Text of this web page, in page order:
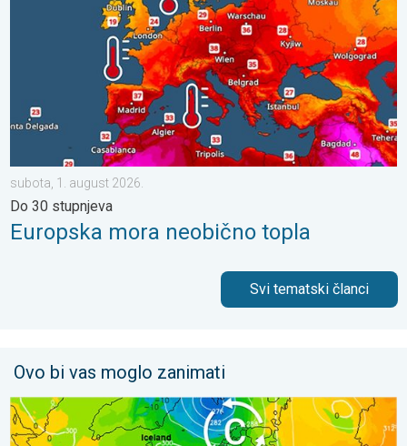
subota, 1. august 2026.
Do 30 stupnjeva
Europska mora neobično topla
Svi tematski članci
Ovo bi vas moglo zanimati
Vrući dani i dalje, toplije do utorka. Ne i posvuda suho. . .